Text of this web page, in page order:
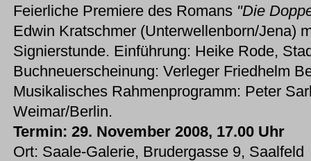
Feierliche Premiere des Romans "Die
Edwin Kratschmer (Unterwellenborn/Jena)
Signierstunde. Einführung: Heike Rode,
Buchneuerscheinung: Verleger Friedhelm
Musikalisches Rahmenprogramm: Peter
Weimar/Berlin.
Termin: 29. November 2008, 17.00 Uhr
Ort: Saale-Galerie, Brudergasse 9, Saalfeld